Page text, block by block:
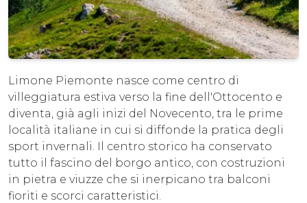
Limone Piemonte nasce come centro di
villeggiatura estiva verso la fine dell'Ottocento e
diventa, già agli inizi del Novecento, tra le prime
località italiane in cui si diffonde la pratica degli
sport invernali. Il centro storico ha conservato
tutto il fascino del borgo antico, con costruzioni
in pietra e viuzze che si inerpicano tra balconi
fioriti e scorci caratteristici.